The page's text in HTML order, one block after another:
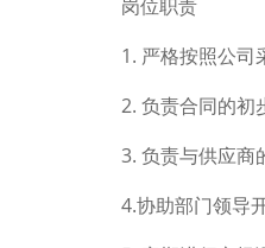
岗位职责
1. 严格按照公司
2. 负责合同的初
3. 负责与供应商
4.协助部门领导